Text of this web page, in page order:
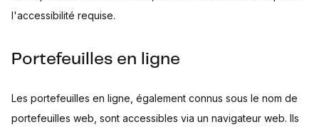
l'accessibilité requise.
Portefeuilles en ligne
Les portefeuilles en ligne, également connus sous le nom de
portefeuilles web, sont accessibles via un navigateur web. Ils